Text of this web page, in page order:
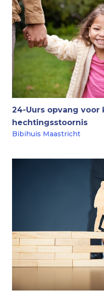
24-Uurs opvang voor
hechtingsstoornis
Bibihuis Maastricht